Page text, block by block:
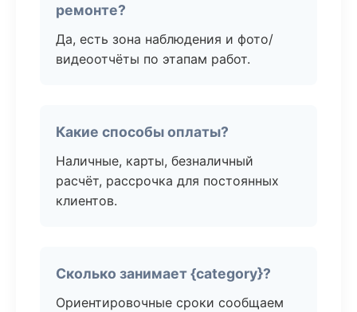
ремонте?
Да, есть зона наблюдения и фото/
видеоотчёты по этапам работ.
Какие способы оплаты?
Наличные, карты, безналичный
расчёт, рассрочка для постоянных
клиентов.
Сколько занимает {category}?
Ориентировочные сроки сообщаем